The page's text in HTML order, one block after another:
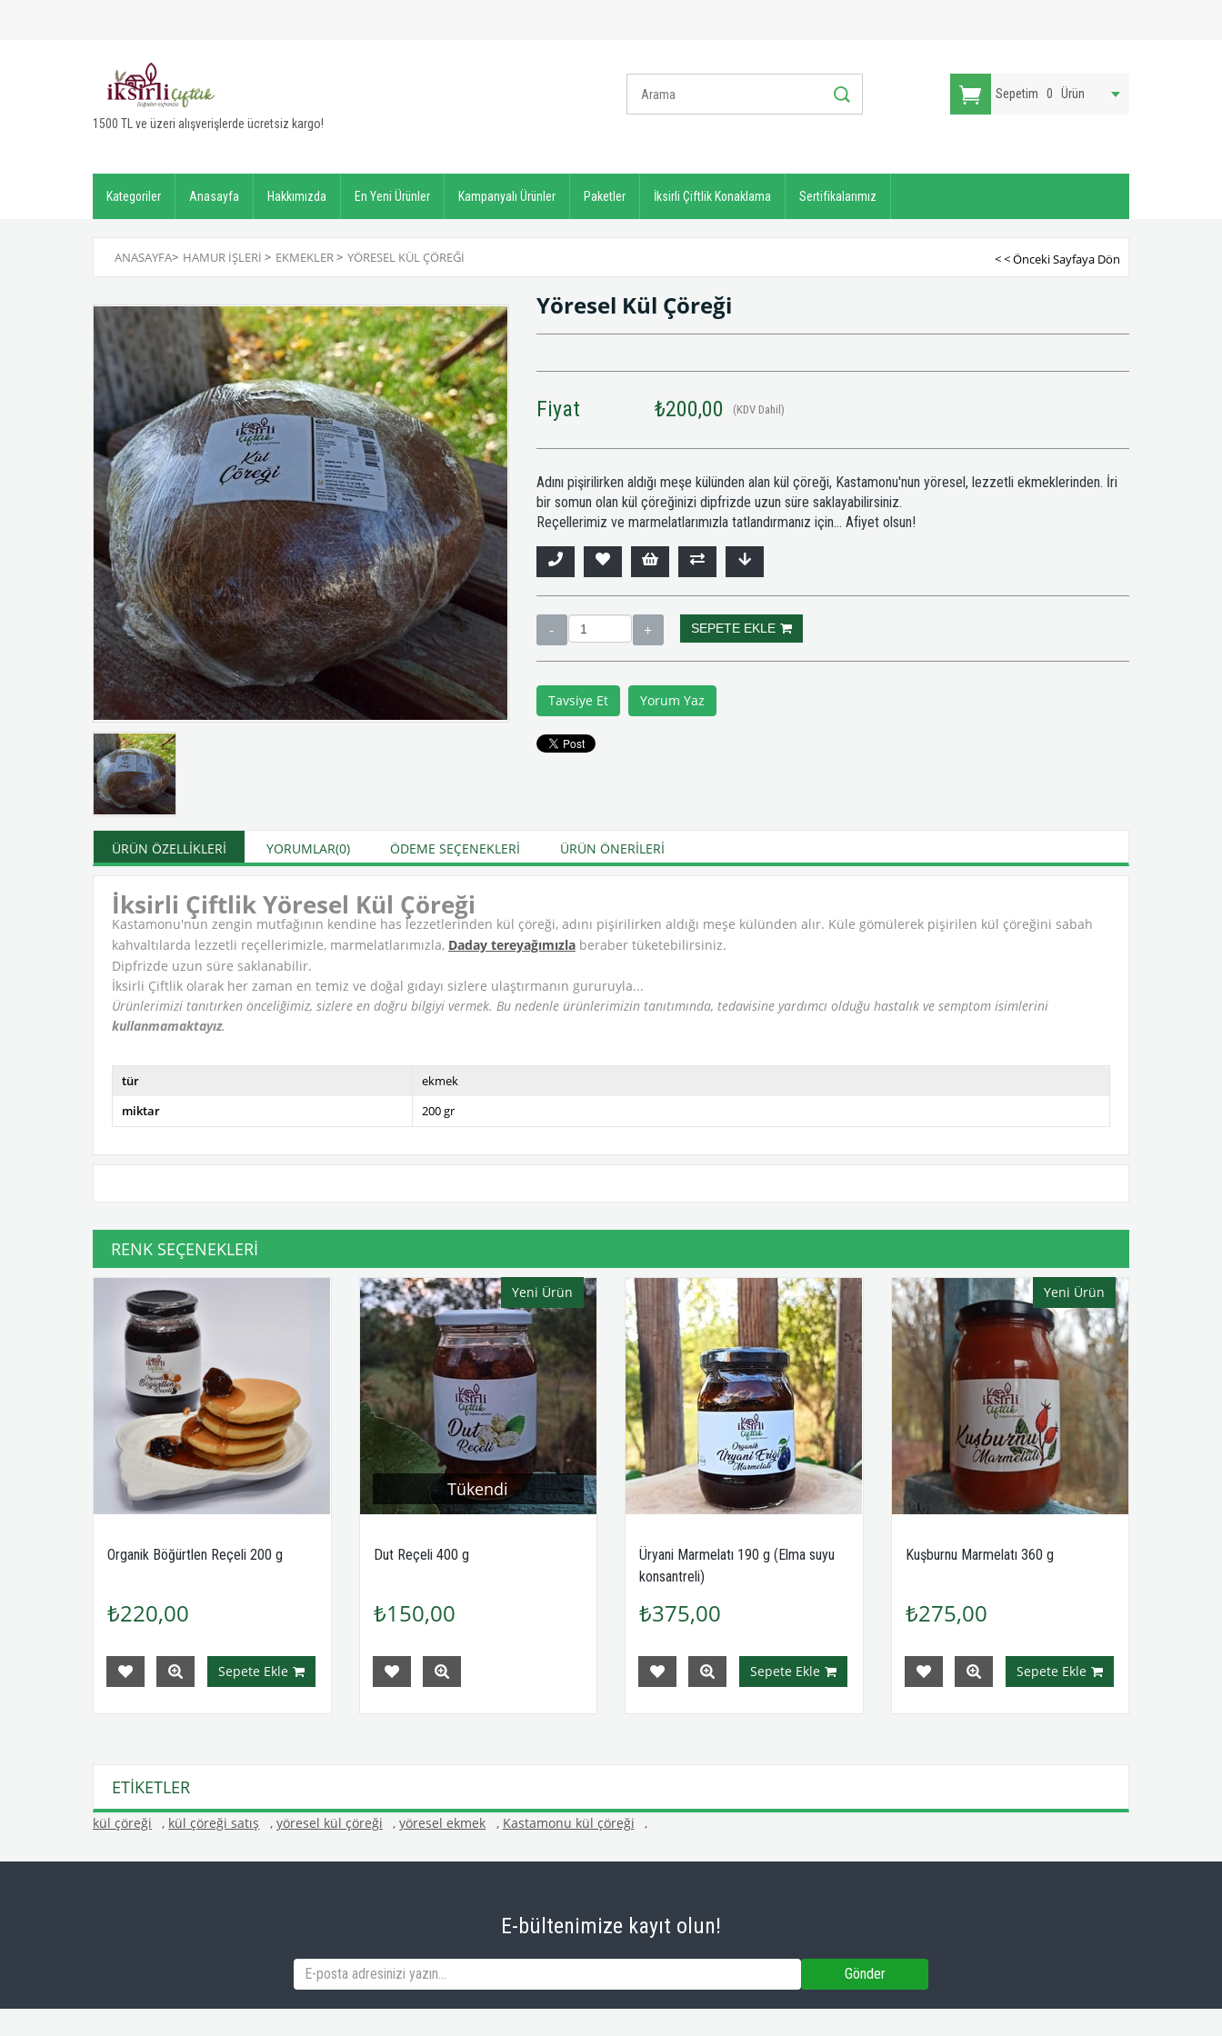
1500 TL ve üzeri alışverişlerde ücretsiz kargo!
Sepetim 0 Ürün
Kategoriler Anasayfa Hakkımızda En Yeni Ürünler Kampanyalı Ürünler Paketler İksirli Çiftlik Konaklama Sertifikalarımız
ANASAYFA> HAMUR İŞLERI > EKMEKLER> YÖRESEL KÜL ÇÖREĞI < < Önceki Sayfaya Dön
Yöresel Kül Çöreği
Fiyat ₺200,00 (KDV Dahil)
Adını pişirilirken aldığı meşe külünden alan kül çöreği, Kastamonu'nun yöresel, lezzetli ekmeklerinden. İri
bir somun olan kül çöreğinizi dipfrizde uzun süre saklayabilirsiniz.
Reçellerimiz ve marmelatlarımızla tatlandırmanız için... Afiyet olsun!
Tavsiye Et Yorum Yaz
ÜRÜN ÖZELLIKLERI YORUMLAR(0) ÖDEME SEÇENEKLERI ÜRÜN ÖNERILERI
İksirli Çiftlik Yöresel Kül Çöreği
Kastamonu'nun zengin mutfağının kendine has lezzetlerinden kül çöreği, adını pişirilirken aldığı meşe külünden alır. Küle gömülerek pişirilen kül çöreğini sabah
kahvaltılarda lezzetli reçellerimizle, marmelatlarımızla, Daday tereyağımızla beraber tüketebilirsiniz.
Dipfrizde uzun süre saklanabilir.
İksirli Çiftlik olarak her zaman en temiz ve doğal gıdayı sizlere ulaştırmanın gururuyla...
Ürünlerimizi tanıtırken önceliğimiz, sizlere en doğru bilgiyi vermek. Bu nedenle ürünlerimizin tanıtımında, tedavisine yardımcı olduğu hastalık ve semptom isimlerini
kullanmamaktayız.
tür
ekmek
miktar
200 gr
RENK SEÇENEKLERI
Organik Böğürtlen Reçeli 200 g
₺220,00
Sepete Ekle
Tükendi
Dut Reçeli 400 g
₺150,00
Yeni Ürün
Üryani Marmelatı 190 g (Elma suyu
konsantreli)
₺375,00
Sepete Ekle
Kuşburnu Marmelatı 360 g
₺275,00
Sepete Ekle
Yeni Ürün
ETIKETLER
kül çöreği , kül çöreği satış , yöresel kül çöreği , yöresel ekmek , Kastamonu kül çöreği ,
E-bültenimize kayıt olun!
Gönder